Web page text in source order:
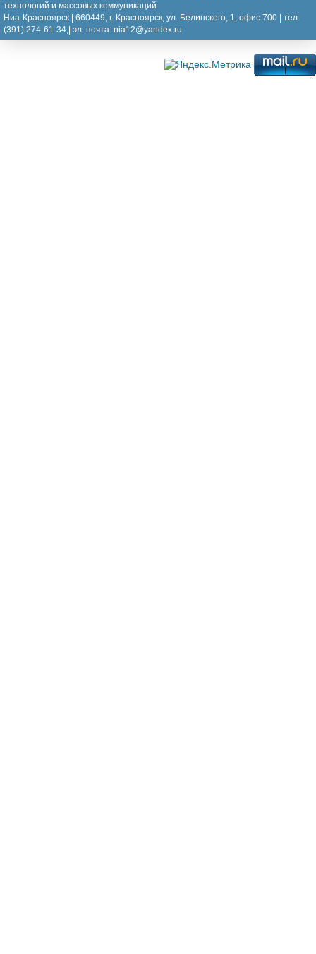
технологий и массовых коммуникаций
Ниа-Красноярск | 660449, г. Красноярск, ул. Белинского, 1, офис 700 | тел.
(391) 274-61-34,| эл. почта: nia12@yandex.ru